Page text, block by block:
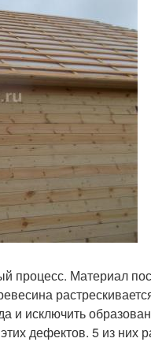
процесс. Материал
и исключить
дефектов. 5 из них